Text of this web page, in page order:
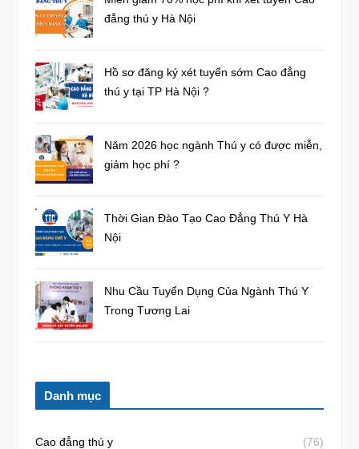
đẳng thú y Hà Nội
Hồ sơ đăng ký xét tuyển sớm Cao đẳng
thú y tại TP Hà Nội ?
Năm 2026 học ngành Thú y có được miễn,
giảm học phí ?
Thời Gian Đào Tạo Cao Đẳng Thú Y Hà
Nội
Nhu Cầu Tuyển Dụng Của Ngành Thú Y
Trong Tương Lai
Danh mục
Cao đẳng thú y (76)